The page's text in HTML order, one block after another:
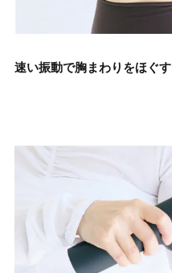
速い振動で胸まわりをほぐす